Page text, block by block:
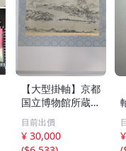
【大型掛軸】京都
国立博物館所蔵
国宝 天橋立図 雪
舟等楊筆 紙本墨
画 一幅
目前出價
¥ 30,000